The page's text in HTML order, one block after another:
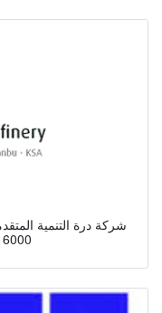
شركة درة التنمية
6000 ريال في الرياض وينبع